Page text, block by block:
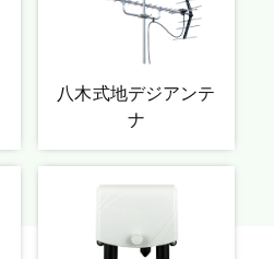
八木式地デジアンテ
ナ